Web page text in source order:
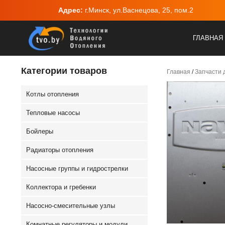
Адрес: г.Минск, ул.Васнецова, 25, пом.2
ГЛАВНАЯ
Главная /Запчасти
Категории товаров
Котлы отопления
Тепловые насосы
Бойлеры
Радиаторы отопления
Насосные группы и гидрострелки
Коллектора и гребенки
Насосно-смесительные узлы